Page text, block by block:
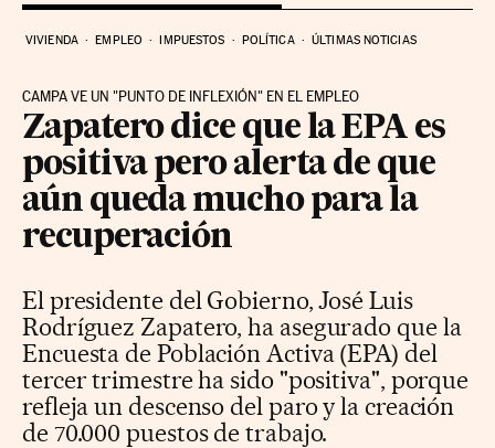
VIVIENDA EMPLEO IMPUESTOS POLÍTICA ÚLTIMAS NOTICIAS
CAMPA VE UN "PUNTO DE INFLEXIÓN" EN EL EMPLEO
Zapatero dice que la EPA es
positiva pero alerta de que
aún queda mucho para la
recuperación
El presidente del Gobierno, José Luis
Rodríguez Zapatero, ha asegurado que la
Encuesta de Población Activa (EPA) del
tercer trimestre ha sido "positiva", porque
refleja un descenso del paro y la creación
de 70.000 puestos de trabajo.